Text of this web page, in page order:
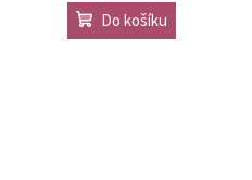
Do košíku